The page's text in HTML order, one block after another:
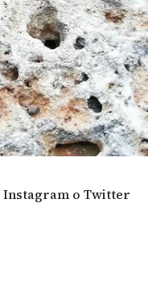
Instagram o Twitter